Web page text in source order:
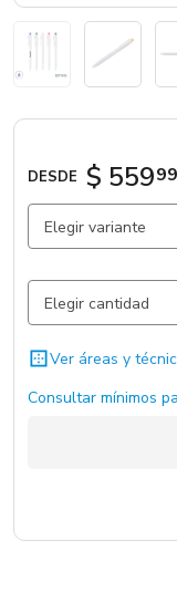
Sé partner
DESDE $ 55999
Elegir variante
Blanco / Sin
Ver áreas y
Consultar mínimos